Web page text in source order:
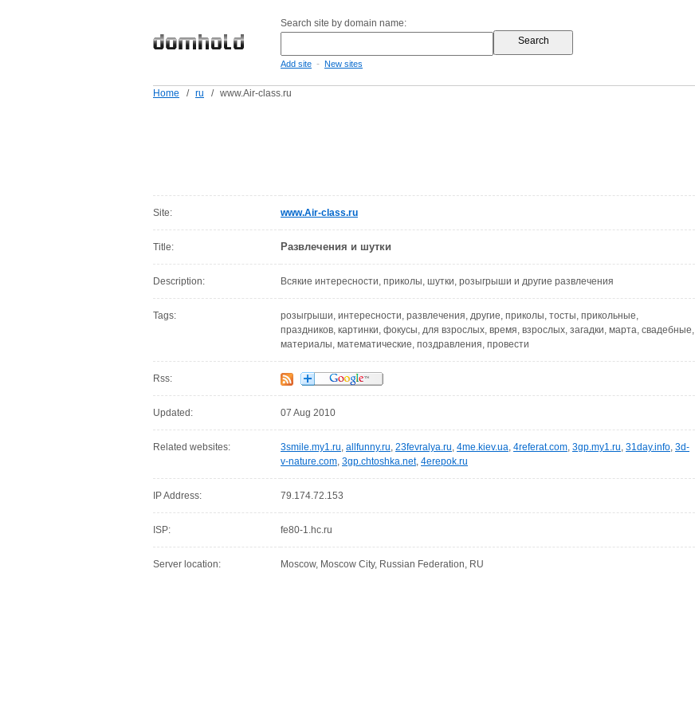
Search site by domain name:
Add site - New sites
Home / ru / www.Air-class.ru
Site: www.Air-class.ru
Title: Развлечения и шутки
Description: Всякие интересности, приколы, шутки, розыгрыши и другие развлечения
Tags:
розыгрыши, интересности, развлечения, другие, приколы, тосты, прикольные,
праздников, картинки, фокусы, для взрослых, время, взрослых, загадки, марта, свадебные,
материалы, математические, поздравления, провести
Rss:
Updated: 07 Aug 2010
Related websites: 3smile.my1.ru, allfunny.ru, 23fevralya.ru, 4me.kiev.ua, 4referat.com, 3gp.my1.ru, 31day.info, 3d-
v-nature.com, 3gp.chtoshka.net, 4erepok.ru
IP Address: 79.174.72.153
ISP: fe80-1.hc.ru
Server location: Moscow, Moscow City, Russian Federation, RU